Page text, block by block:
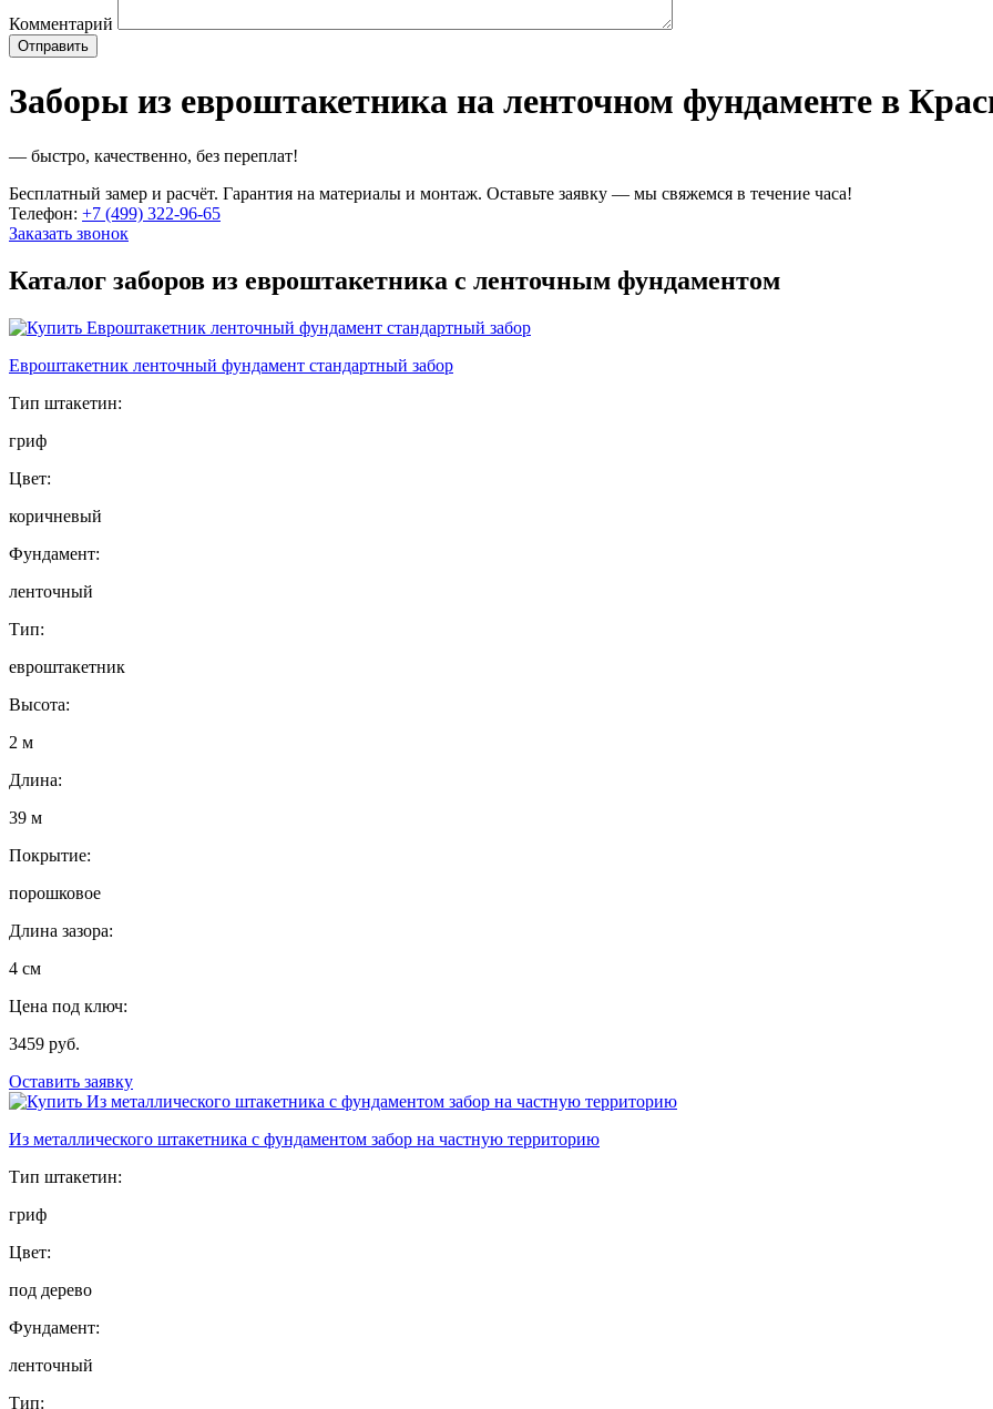
Комментарий
Заборы из евроштакетника на ленточном фундаменте в
— быстро, качественно, без переплат!
Бесплатный замер и расчёт. Гарантия на материалы и монтаж. Оставьте заявку — мы свяжемся в течение часа!
Телефон: +7 (499) 322-96-65
Заказать звонок
Каталог заборов из евроштакетника с ленточным фундаментом
Евроштакетник ленточный фундамент стандартный забор
Тип штакетин:
гриф
Цвет:
коричневый
Фундамент:
ленточный
Тип:
евроштакетник
Высота:
2 м
Длина:
39 м
Покрытие:
порошковое
Длина зазора:
4 см
Цена под ключ:
3459 руб.
Оставить заявку
Из металлического штакетника с фундаментом забор на частную территорию
Тип штакетин:
гриф
Цвет:
под дерево
Фундамент:
ленточный
Тип: